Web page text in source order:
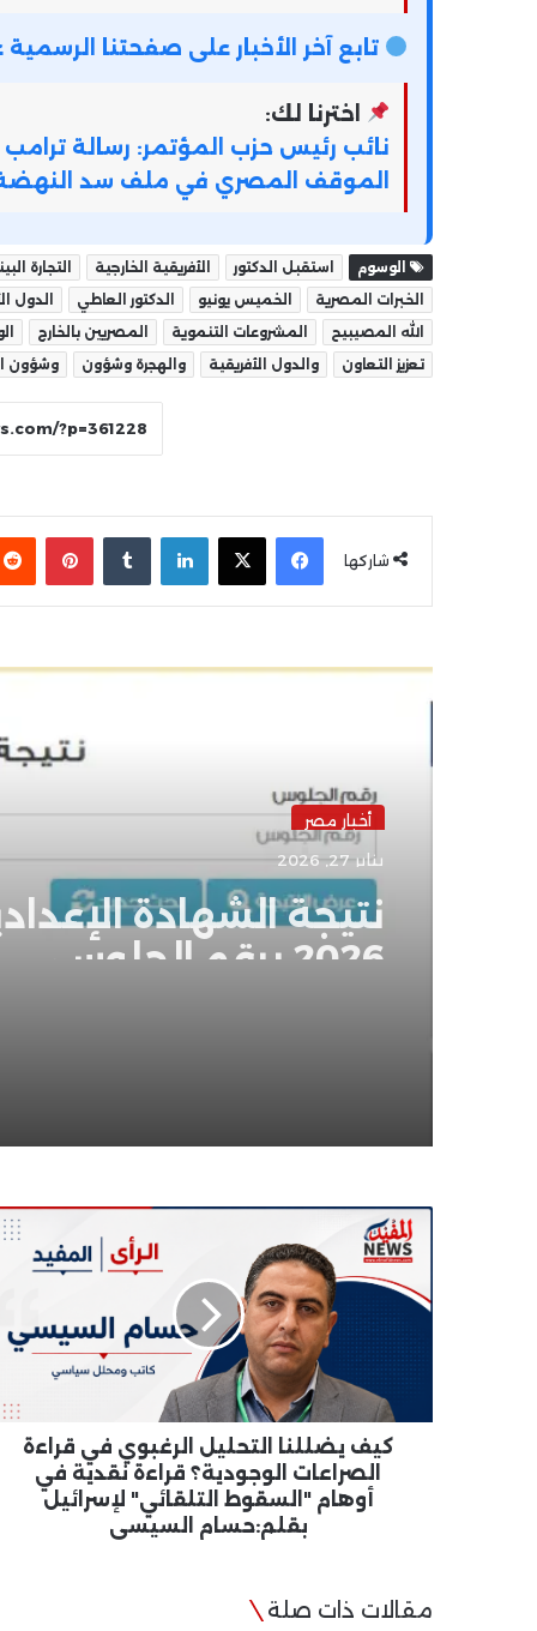
تابع آخر الأخبار على صفحتنا
اخترنا لك:
نائب رئيس حزب المؤتمر: رسالة
الموقف المصري في ملف سد
الوسوم استقبل الدكتور الأفريقية الخارجية التجارة
الخبرات المصرية
الخميس يونيو الدكتور العاطي الدول
الله المصيبيح
المشروعات التنموية المصريين بالخارج
تعزيز التعاون
والدول الأفريقية والهجرة وشؤون وشؤون
شاركها
فيسبوك
‫X لينكدإن
أخبار مصر
يناير 27, 2026
نتيجة الشهادة
2026 برقم الجلوس..
كيف
يضللنا
التحليل
الرغبوي
في
قراءة
الصراعات
الوجودية؟
قراءة
نقدية
السيسي
كيف يضللنا التحليل الرغبوي في قراءة
الصراعات الوجودية؟ قراءة نقدية في
أوهام "السقوط التلقائي" لإسرائيل
بقلم:حسام السيسي
مقالات ذات صلة